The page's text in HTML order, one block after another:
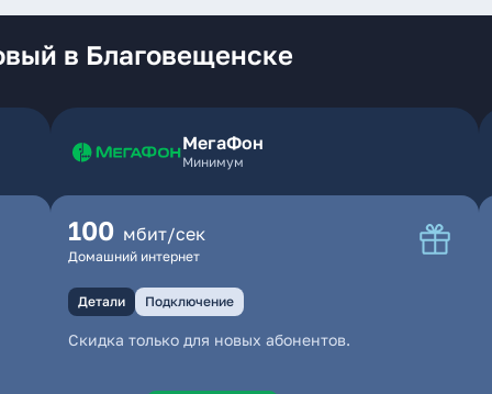
в Благовещенске
МегаФон
Минимум
100 мбит/сек
Домашний интернет
Детали Подключение
Скидка только для новых абонентов.